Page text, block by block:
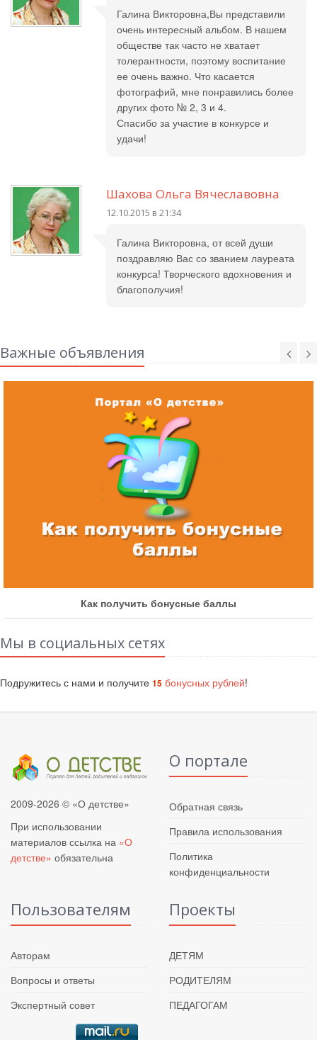
Галина Викторовна,Вы представили
очень интересный альбом. В нашем
обществе так часто не хватает
толерантности, поэтому воспитание
ее очень важно. Что касается
фотографий, мне понравились более
других фото № 2, 3 и 4.
Спасибо за участие в конкурсе и
удачи!
Шахова Ольга Вячеславовна
12.10.2015 в 21:34
Галина Викторовна, от всей души
поздравляю Вас со званием лауреата
конкурса! Творческого вдохновения и
благополучия!
Важные объявления
Как получить бонусные баллы
Мы в социальных сетях
Подружитесь с нами и получите 15 бонусных рублей!
2009-2026 © «О детстве»
При использовании
материалов ссылка на «О
детстве» обязательна
О портале
Обратная связь
Правила использования
Политика
конфиденциальности
Пользователям
Авторам
Вопросы и ответы
Экспертный совет
Проекты
ДЕТЯМ
РОДИТЕЛЯМ
ПЕДАГОГАМ